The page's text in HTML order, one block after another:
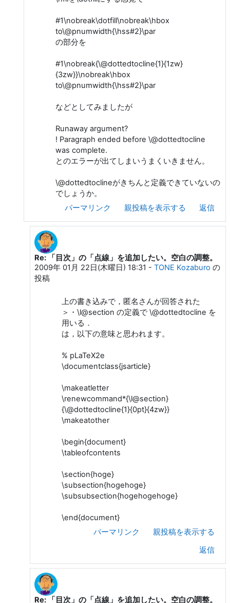
#1\nobreak\dotfill\nobreak\hbox
to\@pnumwidth{\hss#2}\par
の部分を
#1\nobreak{\@dottedtocline{1}{1zw}
{3zw}}\nobreak\hbox
to\@pnumwidth{\hss#2}\par
などとしてみましたが
Runaway argument?
! Paragraph ended before \@dottedtocline
was complete.
とのエラーが出てしまいうまくいきません。
\@dottedtoclineがきちんと定義できていないの
でしょうか。
パーマリンク
親投稿を表示する 返信
匿 名 への返信
Re: 「目次」の「点線」を追加したい。空白の調整。
2009年 01月 22日(木曜日) 18:31 - TONE Kozaburo の
投稿
上の書き込みで，匿名さんが回答された
＞・\l@section の定義で \@dottedtocline を
用いる．
は，以下の意味と思われます。
% pLaTeX2e
\documentclass{jsarticle}
\makeatletter
\renewcommand*{\l@section}
{\@dottedtocline{1}{0pt}{4zw}}
\makeatother
\begin{document}
\tableofcontents
\section{hoge}
\subsection{hogehoge}
\subsubsection{hogehogehoge}
\end{document}
パーマリンク
親投稿を表示する
返信
匿 名 への返信
Re: 「目次」の「点線」を追加したい。空白の調整。